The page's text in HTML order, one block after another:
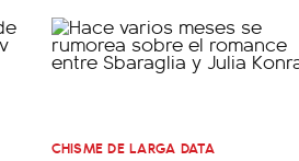
CHISME DE LARGA DATA